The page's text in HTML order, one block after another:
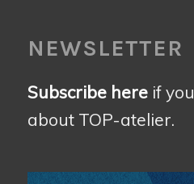
NEWSLETTER
Subscribe hereif
about TOP-atelier.